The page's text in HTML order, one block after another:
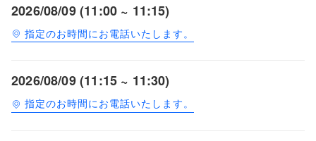
2026/08/09 (11:00 ~ 11:15)
指定のお時間にお電話いたします。
2026/08/09 (11:15 ~ 11:30)
指定のお時間にお電話いたします。